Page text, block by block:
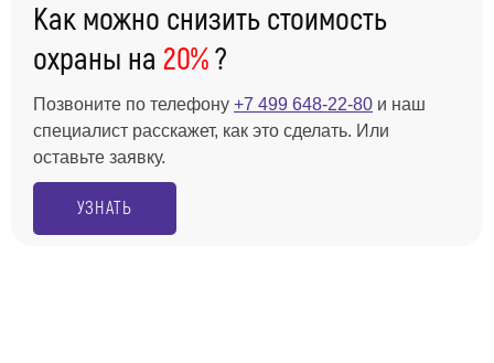
Как можно снизить стоимость
охраны на 20%?
Позвоните по телефону +7 499 648-22-80 и наш
специалист расскажет, как это сделать. Или
оставьте заявку.
УЗНАТЬ